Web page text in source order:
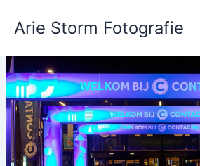
naar
inhoud
Arie Storm Fotografie